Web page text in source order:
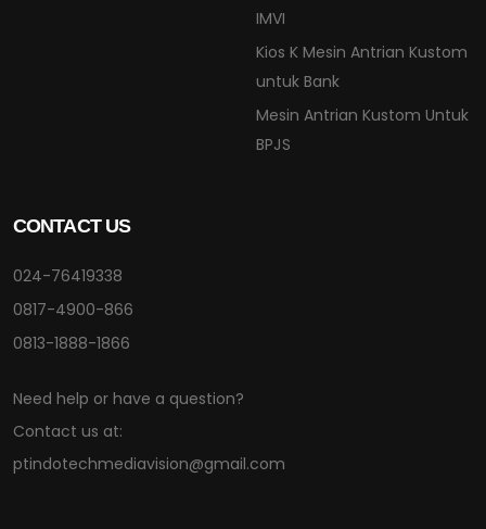
IMVI
Kios K Mesin Antrian Kustom
untuk Bank
Mesin Antrian Kustom Untuk
BPJS
CONTACT US
024-76419338
0817-4900-866
0813-1888-1866
Need help or have a question?
Contact us at:
ptindotechmediavision@gmail.com